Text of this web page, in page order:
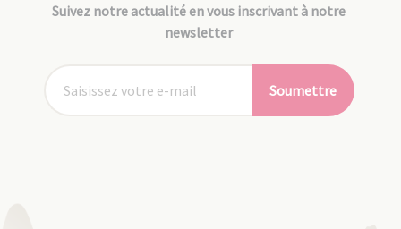
Suivez notre actualité en vous inscrivant à notre
newsletter
Soumettre